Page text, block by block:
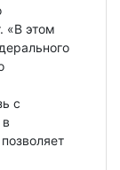
«В этом
с